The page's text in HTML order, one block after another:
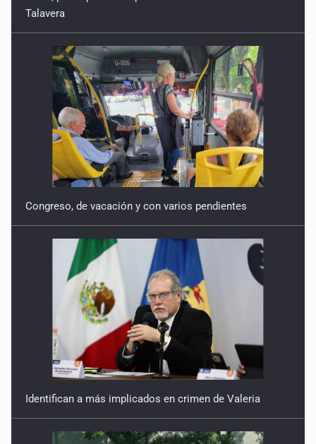
Talavera
Congreso, de vacación y con varios pendientes
Identifican a más implicados en crimen de Valeria